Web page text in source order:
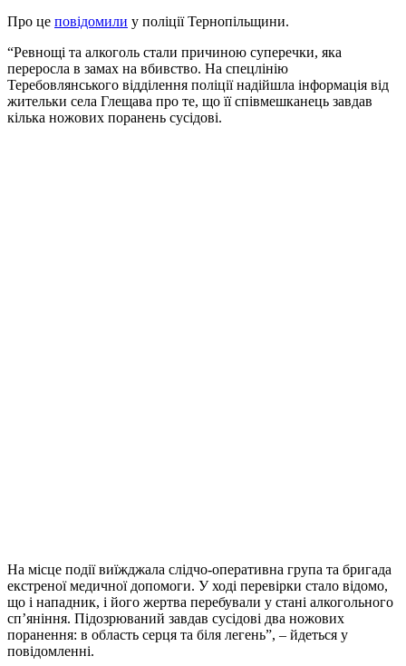
Про це повідомили у поліції Тернопільщини.
“Ревнощі та алкоголь стали причиною суперечки, яка
переросла в замах на вбивство. На спецлінію
Теребовлянського відділення поліції надійшла інформація від
жительки села Глещава про те, що її співмешканець завдав
кілька ножових поранень сусідові.
На місце події виїжджала слідчо-оперативна група та бригада
екстреної медичної допомоги. У ході перевірки стало відомо,
що і нападник, і його жертва перебували у стані алкогольного
сп’яніння. Підозрюваний завдав сусідові два ножових
поранення: в область серця та біля легень”, – йдеться у
повідомленні.